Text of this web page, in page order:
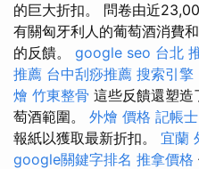
的巨大折扣。 問卷由近
有關匈牙利人的葡萄酒消費
的反饋。 google seo 台北
推薦 台中刮痧推薦 搜索引擎
燴 竹東整骨 這些反饋還塑造
萄酒範圍。 外燴 價格 記帳
報紙以獲取最新折扣。 宜蘭
google關鍵字排名 推拿價格